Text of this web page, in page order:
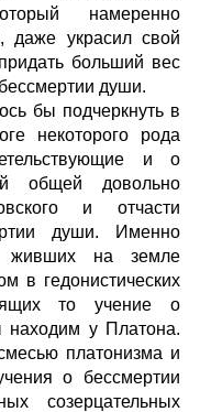
намеренно
даже украсил свой
больший вес
души.
бы подчеркнуть в
некоторого рода
и о
общей довольно
и отчасти
души. Именно
живших на земле
в гедонистических
то учение о
находим у Платона.
платонизма и
о бессмертии
созерцательных